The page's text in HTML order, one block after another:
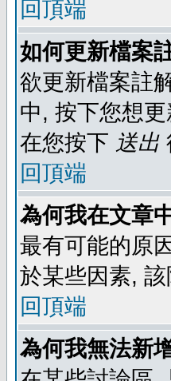
回頂端
如何更新檔案
欲更新檔案註
中, 按下您想
在您按下 送出
回頂端
為何我在文章
最有可能的原
於某些因素,
回頂端
為何我無法新